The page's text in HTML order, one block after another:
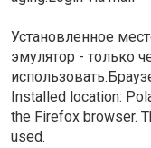
Установленное
эмулятор - только
Installed location:
the Firefox browser.
used.